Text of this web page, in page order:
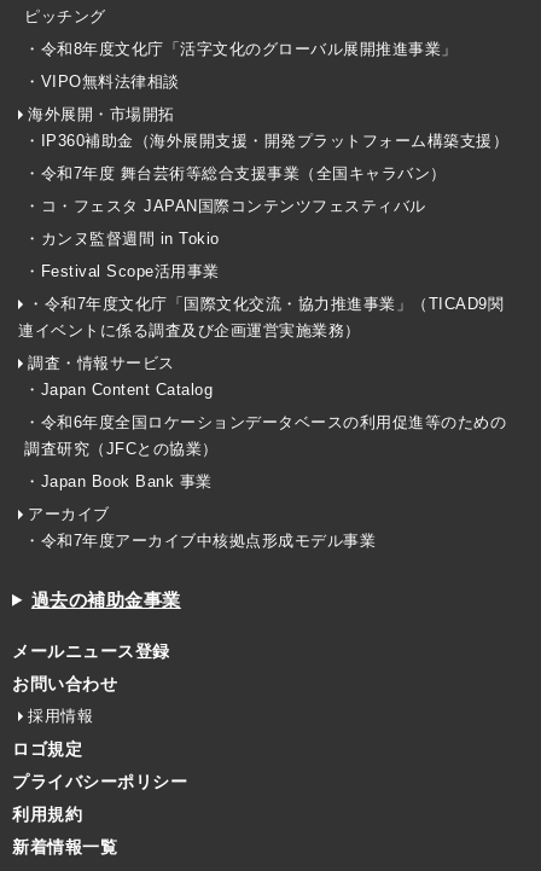
ピッチング
・令和8年度文化庁「活字文化のグローバル展開推進事業」
・VIPO無料法律相談
海外展開・市場開拓
・IP360補助金（海外展開支援・開発プラットフォーム構築支援）
・令和7年度 舞台芸術等総合支援事業（全国キャラバン）
・コ・フェスタ JAPAN国際コンテンツフェスティバル
・カンヌ監督週間 in Tokio
・Festival Scope活用事業
・令和7年度文化庁「国際文化交流・協力推進事業」（TICAD9関
連イベントに係る調査及び企画運営実施業務）
調査・情報サービス
・Japan Content Catalog
・令和6年度全国ロケーションデータベースの利用促進等のための
調査研究（JFCとの協業）
・Japan Book Bank 事業
アーカイブ
・令和7年度アーカイブ中核拠点形成モデル事業
過去の補助金事業
メールニュース登録
お問い合わせ
採用情報
ロゴ規定
プライバシーポリシー
利用規約
新着情報一覧